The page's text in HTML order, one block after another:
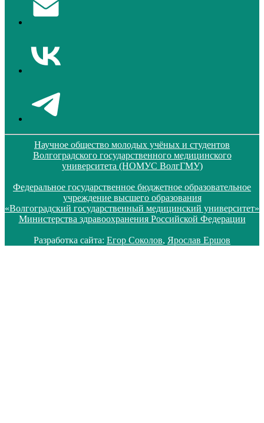
Научное общество молодых учёных и студентов
Волгоградского государственного медицинского
университета (НОМУС ВолгГМУ)
Федеральное государственное бюджетное образовательное
учреждение высшего образования
«Волгоградский государственный медицинский университет»
Министерства здравоохранения Российской Федерации
Разработка сайта: Егор Соколов, Ярослав Ершов